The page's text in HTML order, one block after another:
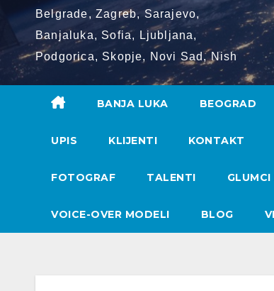
Belgrade, Zagreb, Sarajevo,
Banjaluka, Sofia, Ljubljana,
Podgorica, Skopje, Novi Sad, Nish
BANJA LUKA BEOGRAD
UPIS KLIJENTI KONTAKT
FOTOGRAF TALENTI GLUMCI
VOICE-OVER MODELI BLOG